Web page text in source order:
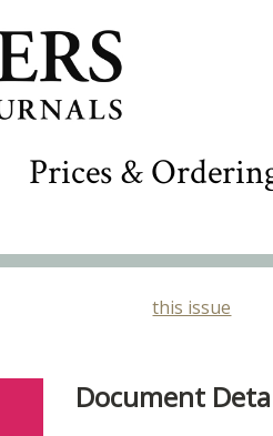
Prices &
this issue
Document